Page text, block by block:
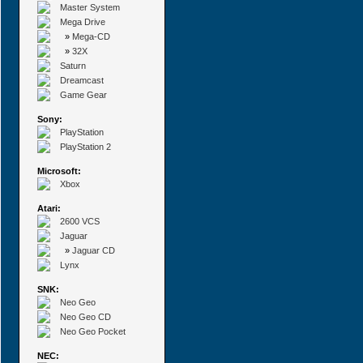
Master System
Mega Drive
» Mega-CD
» 32X
Saturn
Dreamcast
Game Gear
Sony:
PlayStation
PlayStation 2
Microsoft:
Xbox
Atari:
2600 VCS
Jaguar
» Jaguar CD
Lynx
SNK:
Neo Geo
Neo Geo CD
Neo Geo Pocket
NEC: